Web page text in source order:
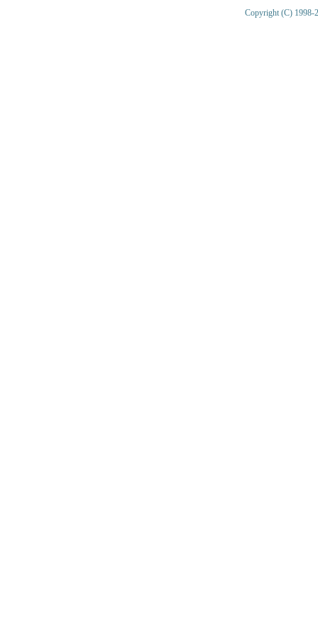
Copyright (C) 1998-